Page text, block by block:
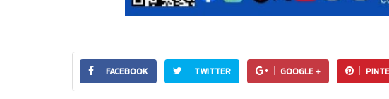
FACEBOOK TWITTER GOOGLE +